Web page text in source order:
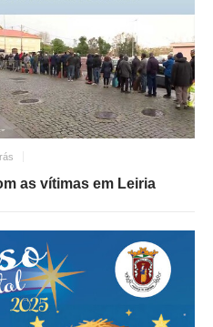
as vítimas em Leiria